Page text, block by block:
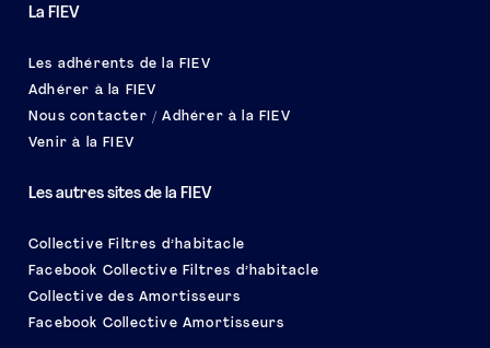
La FIEV
Les adhérents de la FIEV
Adhérer à la FIEV
Nous contacter / Adhérer à la FIEV
Venir à la FIEV
Les autres sites de la FIEV
Collective Filtres d’habitacle
Facebook Collective Filtres d’habitacle
Collective des Amortisseurs
Facebook Collective Amortisseurs